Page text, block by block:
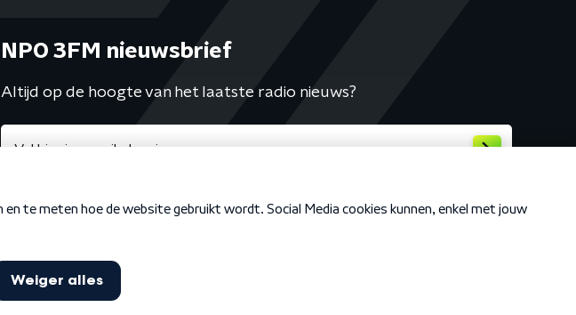
NPO 3FM nieuwsbrief
Altijd op de hoogte van het laatste radio nieuws?